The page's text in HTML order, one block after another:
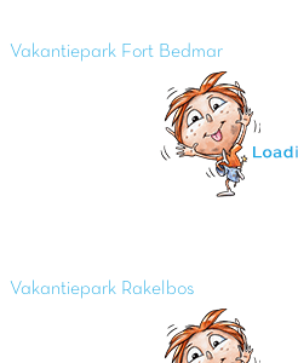
Vakantiepark Fort Bedmar
Vakantiepark Rakelbos